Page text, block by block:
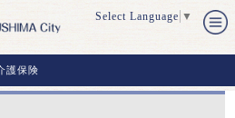
Select Language ▼
護保険